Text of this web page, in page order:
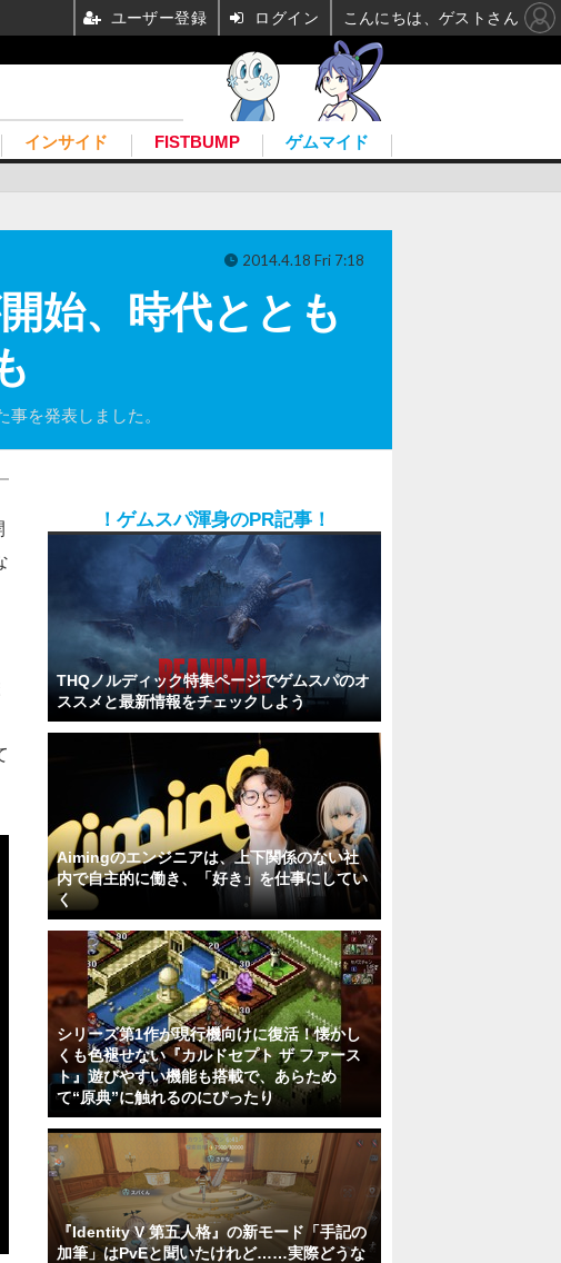
インサイド FISTBUMP ゲムマイド
始、時代ととも
を発表しました。
2014.4.18 Fri 7:18
！ゲムスパ渾身のPR記事！
THQノルディック特集ページでゲムスパのオ
ススメと最新情報をチェックしよう
Aimingのエンジニアは、上下関係のない社
内で自主的に働き、「好き」を仕事にしてい
く
シリーズ第1作が現行機向けに復活！懐かし
くも色褪せない『カルドセプト ザ ファース
ト』遊びやすい機能も搭載で、あらため
て“原典”に触れるのにぴったり
『Identity V 第五人格』の新モード「手記の
加筆」はPvEと聞いたけれど……実際どうな
ユーザー登録 ログイン こんにちは、ゲストさん